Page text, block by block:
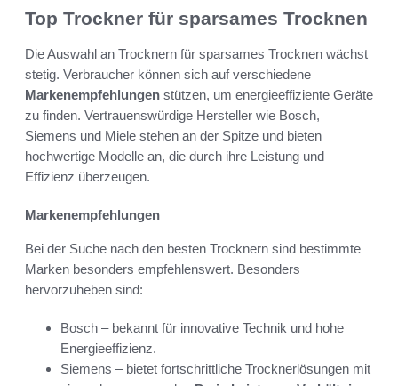
Top Trockner für sparsames Trocknen
Die Auswahl an Trocknern für sparsames Trocknen wächst
stetig. Verbraucher können sich auf verschiedene
Markenempfehlungen stützen, um energieeffiziente Geräte
zu finden. Vertrauenswürdige Hersteller wie Bosch,
Siemens und Miele stehen an der Spitze und bieten
hochwertige Modelle an, die durch ihre Leistung und
Effizienz überzeugen.
Markenempfehlungen
Bei der Suche nach den besten Trocknern sind bestimmte
Marken besonders empfehlenswert. Besonders
hervorzuheben sind:
Bosch – bekannt für innovative Technik und hohe
Energieeffizienz.
Siemens – bietet fortschrittliche Trocknerlösungen mit